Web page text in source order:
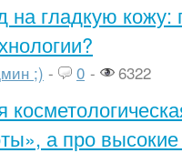
на гладкую кожу:
;) - 0 - 6322
а про высокие